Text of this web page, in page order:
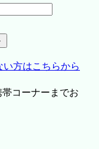
方はこちらから
コーナーまでお